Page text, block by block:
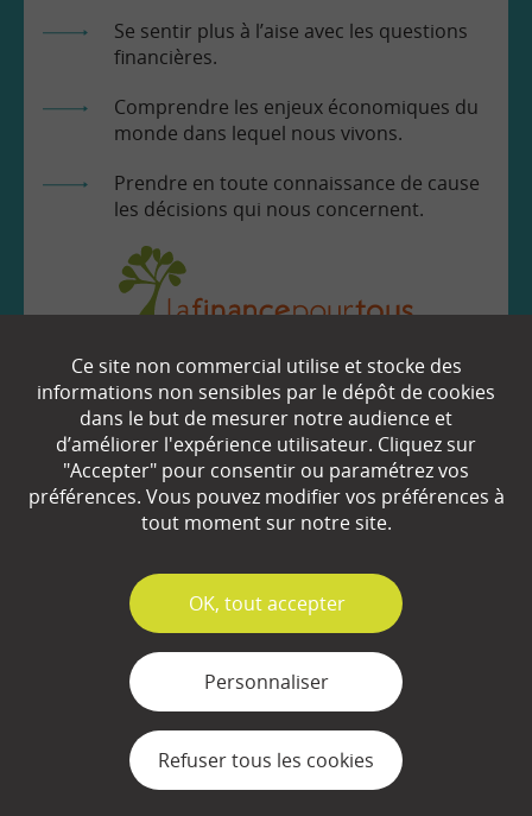
Se sentir plus à l’aise avec les questions
financières.
Comprendre les enjeux économiques du
monde dans lequel nous vivons.
Prendre en toute connaissance de cause
les décisions qui nous concernent.
EN SAVOIR
Qui sommes-nous ?
Partenaires
Plan du site
Mentions légales
Gestion des cookies
Ce site non commercial utilise et stocke des
informations non sensibles par le dépôt de cookies
dans le but de mesurer notre audience et
d’améliorer l'expérience utilisateur. Cliquez sur
"Accepter" pour consentir ou paramétrez vos
préférences. Vous pouvez modifier vos préférences à
tout moment sur notre site.
✓
OK, tout accepter
Personnaliser
Refuser tous les cookies